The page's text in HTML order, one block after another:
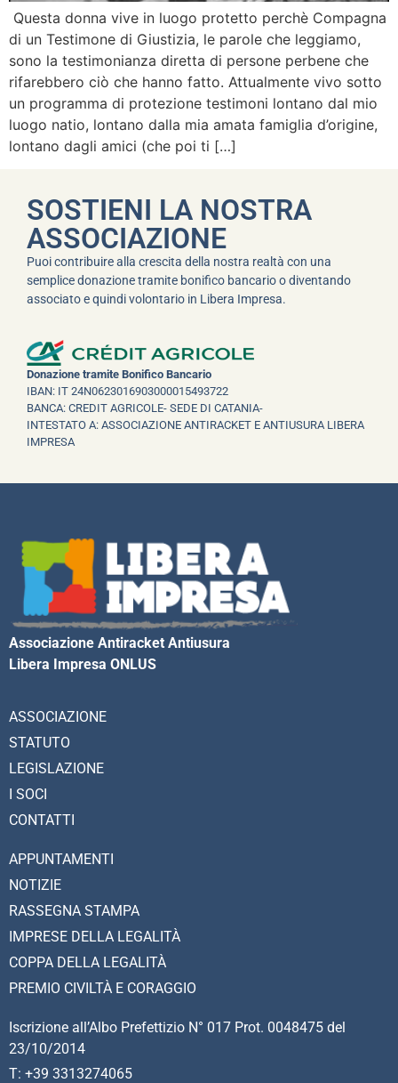
Questa donna vive in luogo protetto perchè Compagna
di un Testimone di Giustizia, le parole che leggiamo,
sono la testimonianza diretta di persone perbene che
rifarebbero ciò che hanno fatto. Attualmente vivo sotto
un programma di protezione testimoni lontano dal mio
luogo natio, lontano dalla mia amata famiglia d’origine,
lontano dagli amici (che poi ti […]
SOSTIENI LA NOSTRA
ASSOCIAZIONE
Puoi contribuire alla crescita della nostra realtà con una
semplice donazione tramite bonifico bancario o diventando
associato e quindi volontario in Libera Impresa.
Donazione tramite Bonifico Bancario
IBAN: IT 24N0623016903000015493722
BANCA: CREDIT AGRICOLE- SEDE DI CATANIA-
INTESTATO A: ASSOCIAZIONE ANTIRACKET E ANTIUSURA LIBERA
IMPRESA
Associazione Antiracket Antiusura
Libera Impresa ONLUS
ASSOCIAZIONE
STATUTO
LEGISLAZIONE
I SOCI
CONTATTI
APPUNTAMENTI
NOTIZIE
RASSEGNA STAMPA
IMPRESE DELLA LEGALITÀ
COPPA DELLA LEGALITÀ
PREMIO CIVILTÀ E CORAGGIO
Iscrizione all’Albo Prefettizio N° 017 Prot. 0048475 del
23/10/2014
T: +39 3313274065